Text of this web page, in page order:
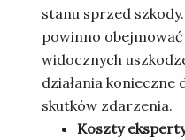
stanu sprzed
powinno
widocznych
działania konieczne
skutków zdarzenia.
Koszty